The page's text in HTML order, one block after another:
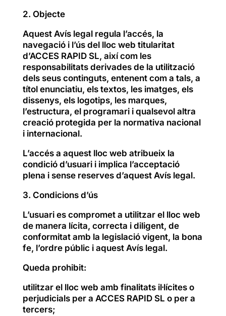
2. Objecte
Aquest Avís legal regula l’accés, la
navegació i l’ús del lloc web titularitat
d’ACCES RAPID SL, així com les
responsabilitats derivades de la utilització
dels seus continguts, entenent com a tals, a
títol enunciatiu, els textos, les imatges, els
dissenys, els logotips, les marques,
l’estructura, el programari i qualsevol altra
creació protegida per la normativa nacional
i internacional.
L’accés a aquest lloc web atribueix la
condició d’usuari i implica l’acceptació
plena i sense reserves d’aquest Avís legal.
3. Condicions d’ús
L’usuari es compromet a utilitzar el lloc web
de manera lícita, correcta i diligent, de
conformitat amb la legislació vigent, la bona
fe, l’ordre públic i aquest Avís legal.
Queda prohibit:
utilitzar el lloc web amb finalitats il·lícites o
perjudicials per a ACCES RAPID SL o per a
tercers;